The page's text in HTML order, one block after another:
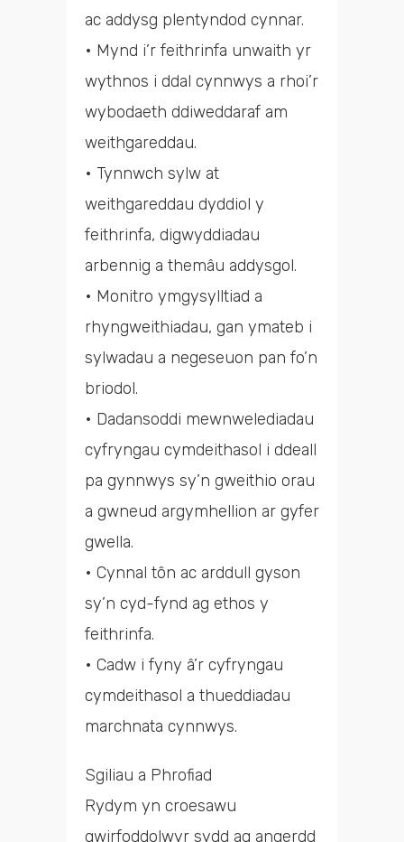
ac addysg plentyndod cynnar.
• Mynd i’r feithrinfa unwaith yr
wythnos i ddal cynnwys a rhoi’r
wybodaeth ddiweddaraf am
weithgareddau.
• Tynnwch sylw at
weithgareddau dyddiol y
feithrinfa, digwyddiadau
arbennig a themâu addysgol.
• Monitro ymgysylltiad a
rhyngweithiadau, gan ymateb i
sylwadau a negeseuon pan fo’n
briodol.
• Dadansoddi mewnwelediadau
cyfryngau cymdeithasol i ddeall
pa gynnwys sy’n gweithio orau
a gwneud argymhellion ar gyfer
gwella.
• Cynnal tôn ac arddull gyson
sy’n cyd-fynd ag ethos y
feithrinfa.
• Cadw i fyny â’r cyfryngau
cymdeithasol a thueddiadau
marchnata cynnwys.
Sgiliau a Phrofiad
Rydym yn croesawu
gwirfoddolwyr sydd ag angerdd